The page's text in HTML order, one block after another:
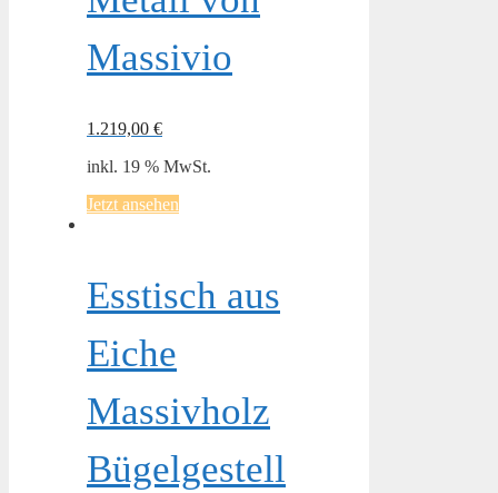
Massivio
1.219,00 €
inkl. 19 % MwSt.
Jetzt ansehen
Esstisch aus
Eiche
Massivholz
Bügelgestell